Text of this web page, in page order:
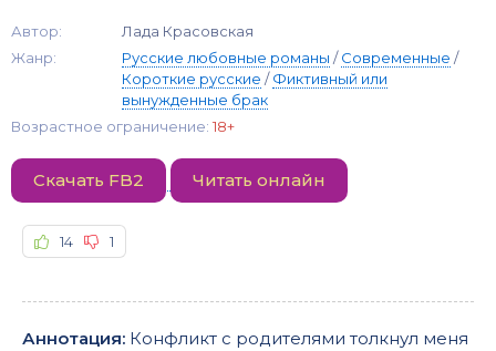
Автор:
Лада Красовская
Жанр:
Русские любовные романы /Современные /
Короткие русские /Фиктивный или
вынужденные брак
Возрастное ограничение: 18+
Скачать FB2 Читать онлайн
14 1
Аннотация: Конфликт с родителями толкнул меня